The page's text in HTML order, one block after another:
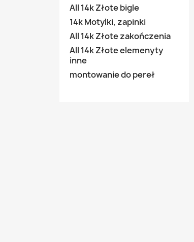
All 14k Złote bigle
14k Motylki, zapinki
All 14k Złote zakończenia
All 14k Złote elemenyty
inne
montowanie do pereł